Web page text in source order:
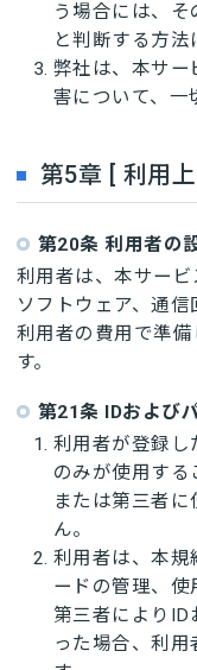
う場合には、
と判断する方法
弊社は、本サー
害について、一
第5章 [ 利用
第20条 利用者の
利用者は、本サー
ソフトウェア、通
利用者の費用で準
す。
第21条 IDおよび
利用者が登録し
のみが使用する
または第三者
ん。
利用者は、本規
ードの管理、使
第三者によりID
った場合、利